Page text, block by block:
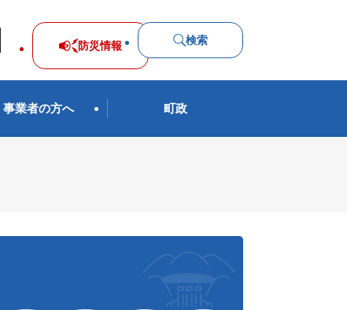
防災情報 検索
事業者の方へ 町政